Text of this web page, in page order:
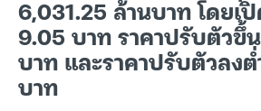
6,031.25 ล้านบาท โดยเ
9.05 บาท ราคาปรับตัวขึ้
บาท และราคาปรับตัวลง
บาท